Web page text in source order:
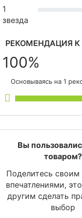
1
звезда
РЕКОМЕНДАЦИЯ К
100%
Основываясь на 1
Вы
товаром?
Поделитесь
впечатлениями,
другим сделать
выбор